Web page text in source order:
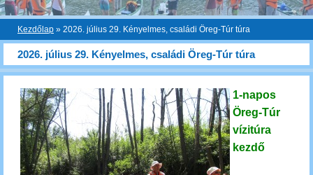
Kezdőlap » 2026. július 29. Kényelmes, családi Öreg-Túr túra
2026. július 29. Kényelmes, családi Öreg-Túr túra
1-napos
Öreg-Túr
vízitúra
kezdő